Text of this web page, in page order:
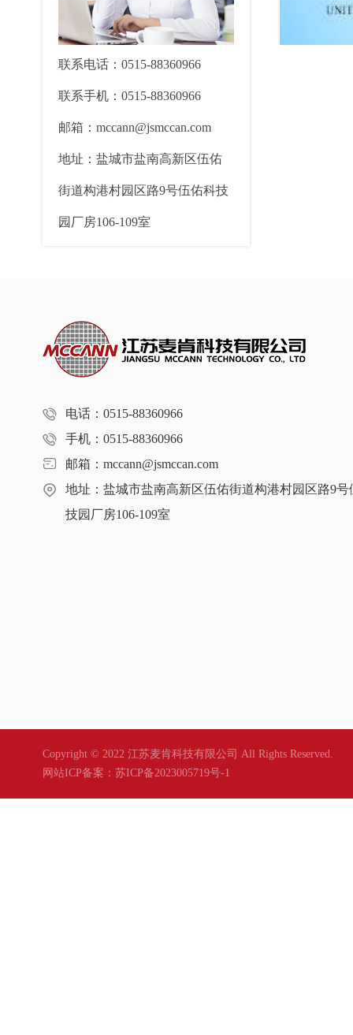
联系电话：0515-88360966
联系手机：0515-88360966
邮箱：mccann@jsmccan.com
地址：盐城市盐南高新区伍佑
街道构港村园区路9号伍佑科技
园厂房106-109室
电话：0515-88360966
手机：0515-88360966
邮箱：mccann@jsmccan.com
地址：盐城市盐南高新区伍佑街道构港村园区路9号
技园厂房106-109室
Copyright © 2022 江苏麦肯科技有限公司 All Rights Reserved.
网站ICP备案：苏ICP备2023005719号-1